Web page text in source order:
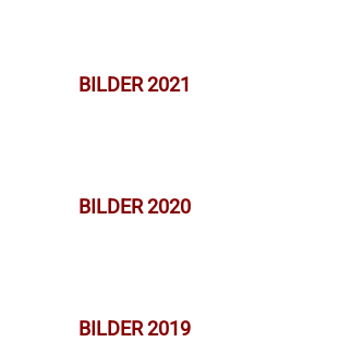
BILDER 2021
BILDER 2020
BILDER 2019